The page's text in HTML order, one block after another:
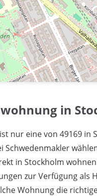
in
nur eine von 49169 in
Schwedenmakler
in Stockholm
zur Verfügung als
Wohnung die